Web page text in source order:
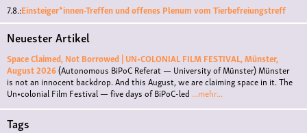
7.8.:Einsteiger*innen-Treffen und offenes Plenum vom Tierbefreiungstreff
Neuester Artikel
Space Claimed, Not Borrowed | UN•COLONIAL FILM FESTIVAL, Münster,
August 2026(Autonomous BiPoC Referat — University of Münster)Münster
is not an innocent backdrop. And this August, we are claiming space in it. The
Un•colonial Film Festival — five days of BiPoC-led ...mehr...
Tags